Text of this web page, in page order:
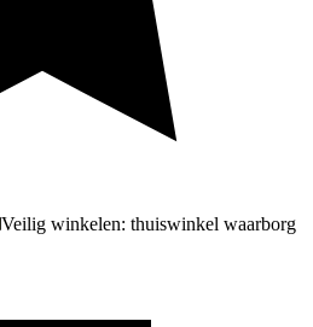
Veilig winkelen: thuiswinkel waarborg